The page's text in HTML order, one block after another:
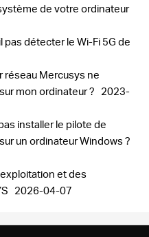
de votre ordinateur
pas détecter le Wi-Fi 5G de
réseau Mercusys ne
mon ordinateur ? 2023-
installer le pilote de
un ordinateur Windows ?
et des
2026-04-07